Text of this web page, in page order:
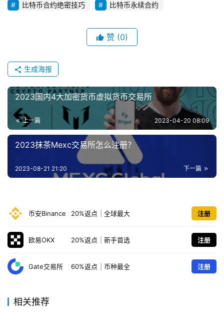
比特币合约绝密技巧
比特币永续合约
赞 (0)
生成海报
2023国内4大加密货币虚拟货币交易所
上一篇 2023-04-20 08:09
2023抹茶Mexc交易所怎么注册？
下一篇
2023-08-21 21:20
币安Binance 20%返点 全球最大 注册
欧易OKX 20%返点 新手首选 注册
Gate交易所 60%返点 币种最全 注册
相关推荐